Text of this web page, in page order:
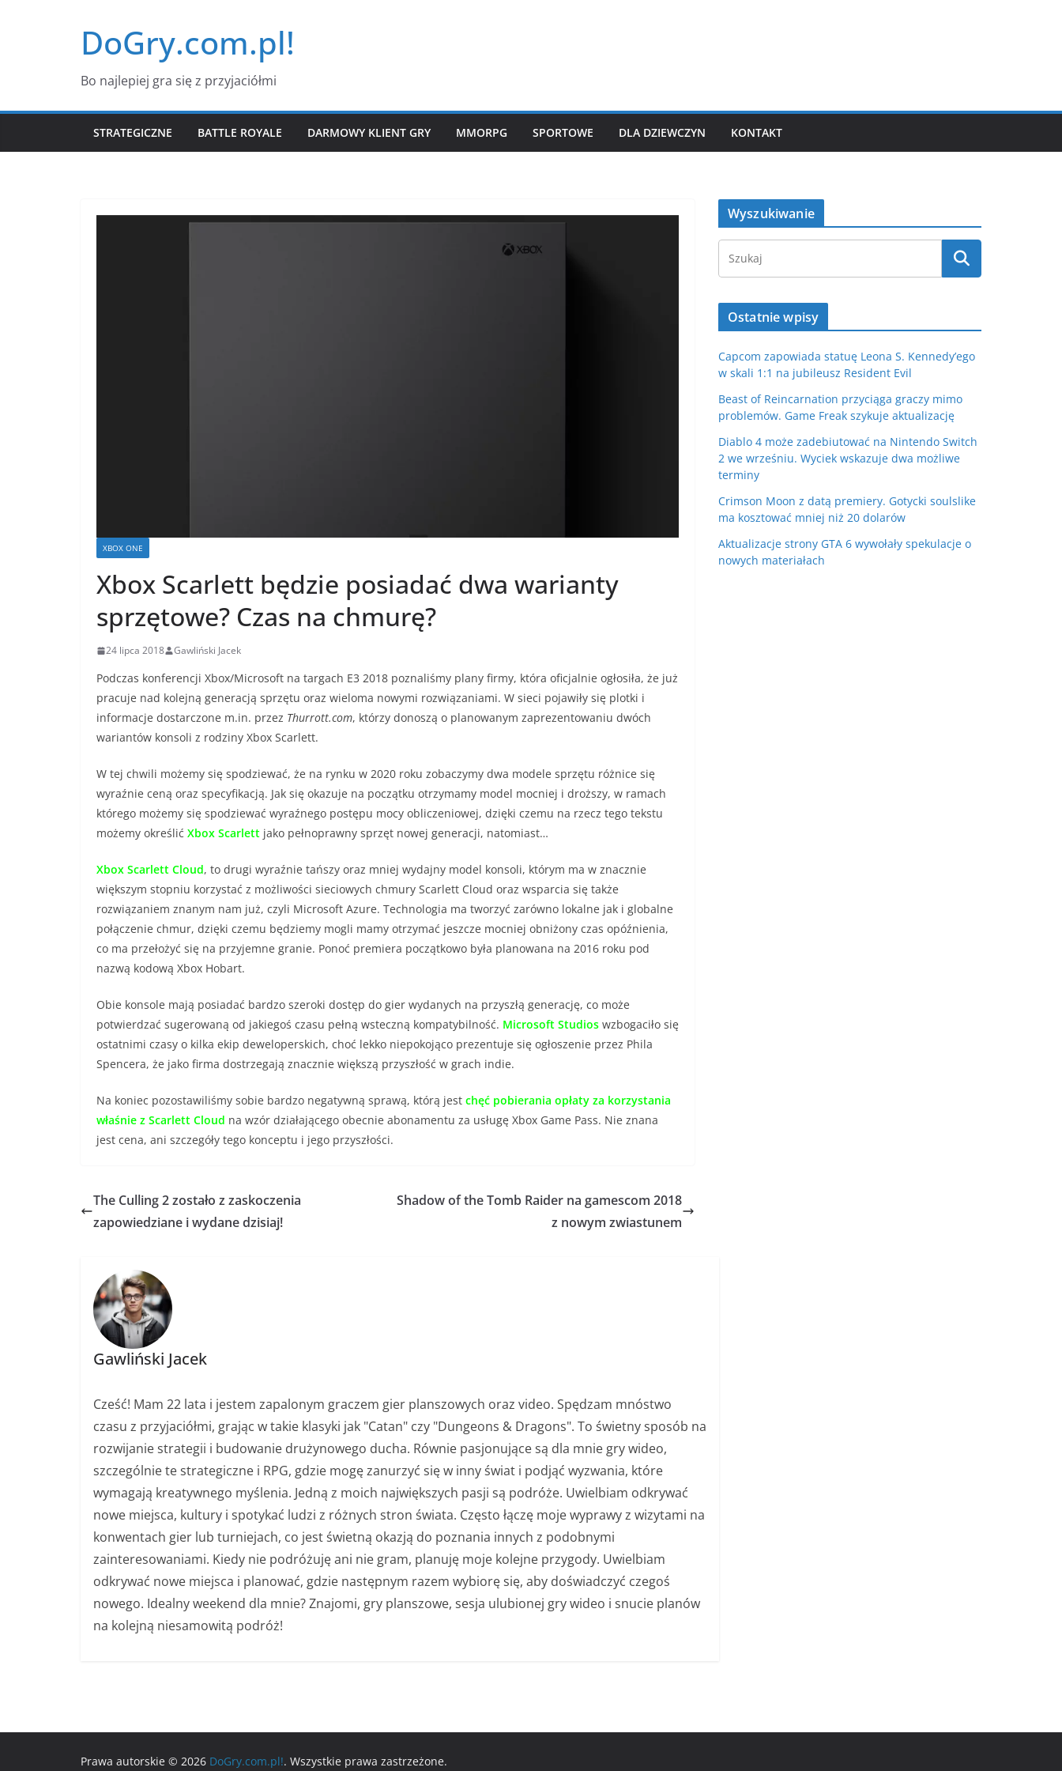
DoGry.com.pl!
Bo najlepiej gra się z przyjaciółmi
STRATEGICZNE BATTLE ROYALE DARMOWY KLIENT GRY MMORPG SPORTOWE DLA DZIEWCZYN KONTAKT
XBOX ONE
Xbox Scarlett będzie posiadać dwa warianty
sprzętowe? Czas na chmurę?
24 lipca 2018 Gawliński Jacek
Podczas konferencji Xbox/Microsoft na targach E3 2018 poznaliśmy plany firmy, która oficjalnie ogłosiła, że już
pracuje nad kolejną generacją sprzętu oraz wieloma nowymi rozwiązaniami. W sieci pojawiły się plotki i
informacje dostarczone m.in. przez Thurrott.com, którzy donoszą o planowanym zaprezentowaniu dwóch
wariantów konsoli z rodziny Xbox Scarlett.
W tej chwili możemy się spodziewać, że na rynku w 2020 roku zobaczymy dwa modele sprzętu różnice się
wyraźnie ceną oraz specyfikacją. Jak się okazuje na początku otrzymamy model mocniej i droższy, w ramach
którego możemy się spodziewać wyraźnego postępu mocy obliczeniowej, dzięki czemu na rzecz tego tekstu
możemy określić Xbox Scarlett jako pełnoprawny sprzęt nowej generacji, natomiast…
Xbox Scarlett Cloud, to drugi wyraźnie tańszy oraz mniej wydajny model konsoli, którym ma w znacznie
większym stopniu korzystać z możliwości sieciowych chmury Scarlett Cloud oraz wsparcia się także
rozwiązaniem znanym nam już, czyli Microsoft Azure. Technologia ma tworzyć zarówno lokalne jak i globalne
połączenie chmur, dzięki czemu będziemy mogli mamy otrzymać jeszcze mocniej obniżony czas opóźnienia,
co ma przełożyć się na przyjemne granie. Ponoć premiera początkowo była planowana na 2016 roku pod
nazwą kodową Xbox Hobart.
Obie konsole mają posiadać bardzo szeroki dostęp do gier wydanych na przyszłą generację, co może
potwierdzać sugerowaną od jakiegoś czasu pełną wsteczną kompatybilność. Microsoft Studios wzbogaciło się
ostatnimi czasy o kilka ekip deweloperskich, choć lekko niepokojąco prezentuje się ogłoszenie przez Phila
Spencera, że jako firma dostrzegają znacznie większą przyszłość w grach indie.
Na koniec pozostawiliśmy sobie bardzo negatywną sprawą, którą jest chęć pobierania opłaty za korzystania
właśnie z Scarlett Cloud na wzór działającego obecnie abonamentu za usługę Xbox Game Pass. Nie znana
jest cena, ani szczegóły tego konceptu i jego przyszłości.
The Culling 2 zostało z zaskoczenia
zapowiedziane i wydane dzisiaj!
Shadow of the Tomb Raider na gamescom 2018
z nowym zwiastunem
Gawliński Jacek
Cześć! Mam 22 lata i jestem zapalonym graczem gier planszowych oraz video. Spędzam mnóstwo
czasu z przyjaciółmi, grając w takie klasyki jak "Catan" czy "Dungeons & Dragons". To świetny sposób na
rozwijanie strategii i budowanie drużynowego ducha. Równie pasjonujące są dla mnie gry wideo,
szczególnie te strategiczne i RPG, gdzie mogę zanurzyć się w inny świat i podjąć wyzwania, które
wymagają kreatywnego myślenia. Jedną z moich największych pasji są podróże. Uwielbiam odkrywać
nowe miejsca, kultury i spotykać ludzi z różnych stron świata. Często łączę moje wyprawy z wizytami na
konwentach gier lub turniejach, co jest świetną okazją do poznania innych z podobnymi
zainteresowaniami. Kiedy nie podróżuję ani nie gram, planuję moje kolejne przygody. Uwielbiam
odkrywać nowe miejsca i planować, gdzie następnym razem wybiorę się, aby doświadczyć czegoś
nowego. Idealny weekend dla mnie? Znajomi, gry planszowe, sesja ulubionej gry wideo i snucie planów
na kolejną niesamowitą podróż!
Wyszukiwanie
Ostatnie wpisy
Capcom zapowiada statuę Leona S. Kennedy’ego
w skali 1:1 na jubileusz Resident Evil
Beast of Reincarnation przyciąga graczy mimo
problemów. Game Freak szykuje aktualizację
Diablo 4 może zadebiutować na Nintendo Switch
2 we wrześniu. Wyciek wskazuje dwa możliwe
terminy
Crimson Moon z datą premiery. Gotycki soulslike
ma kosztować mniej niż 20 dolarów
Aktualizacje strony GTA 6 wywołały spekulacje o
nowych materiałach
Prawa autorskie © 2026 DoGry.com.pl!. Wszystkie prawa zastrzeżone.